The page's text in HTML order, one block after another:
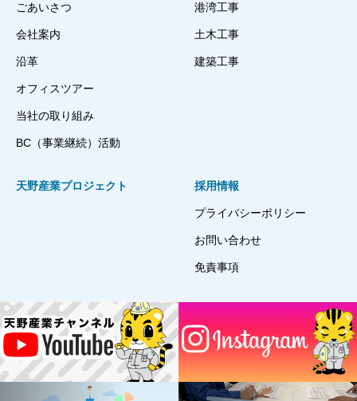
ごあいさつ
会社案内
沿革
オフィスツアー
当社の取り組み
BC（事業継続）活動
港湾工事
土木工事
建築工事
天野産業プロジェクト 採用情報
プライバシーポリシー
お問い合わせ
免責事項